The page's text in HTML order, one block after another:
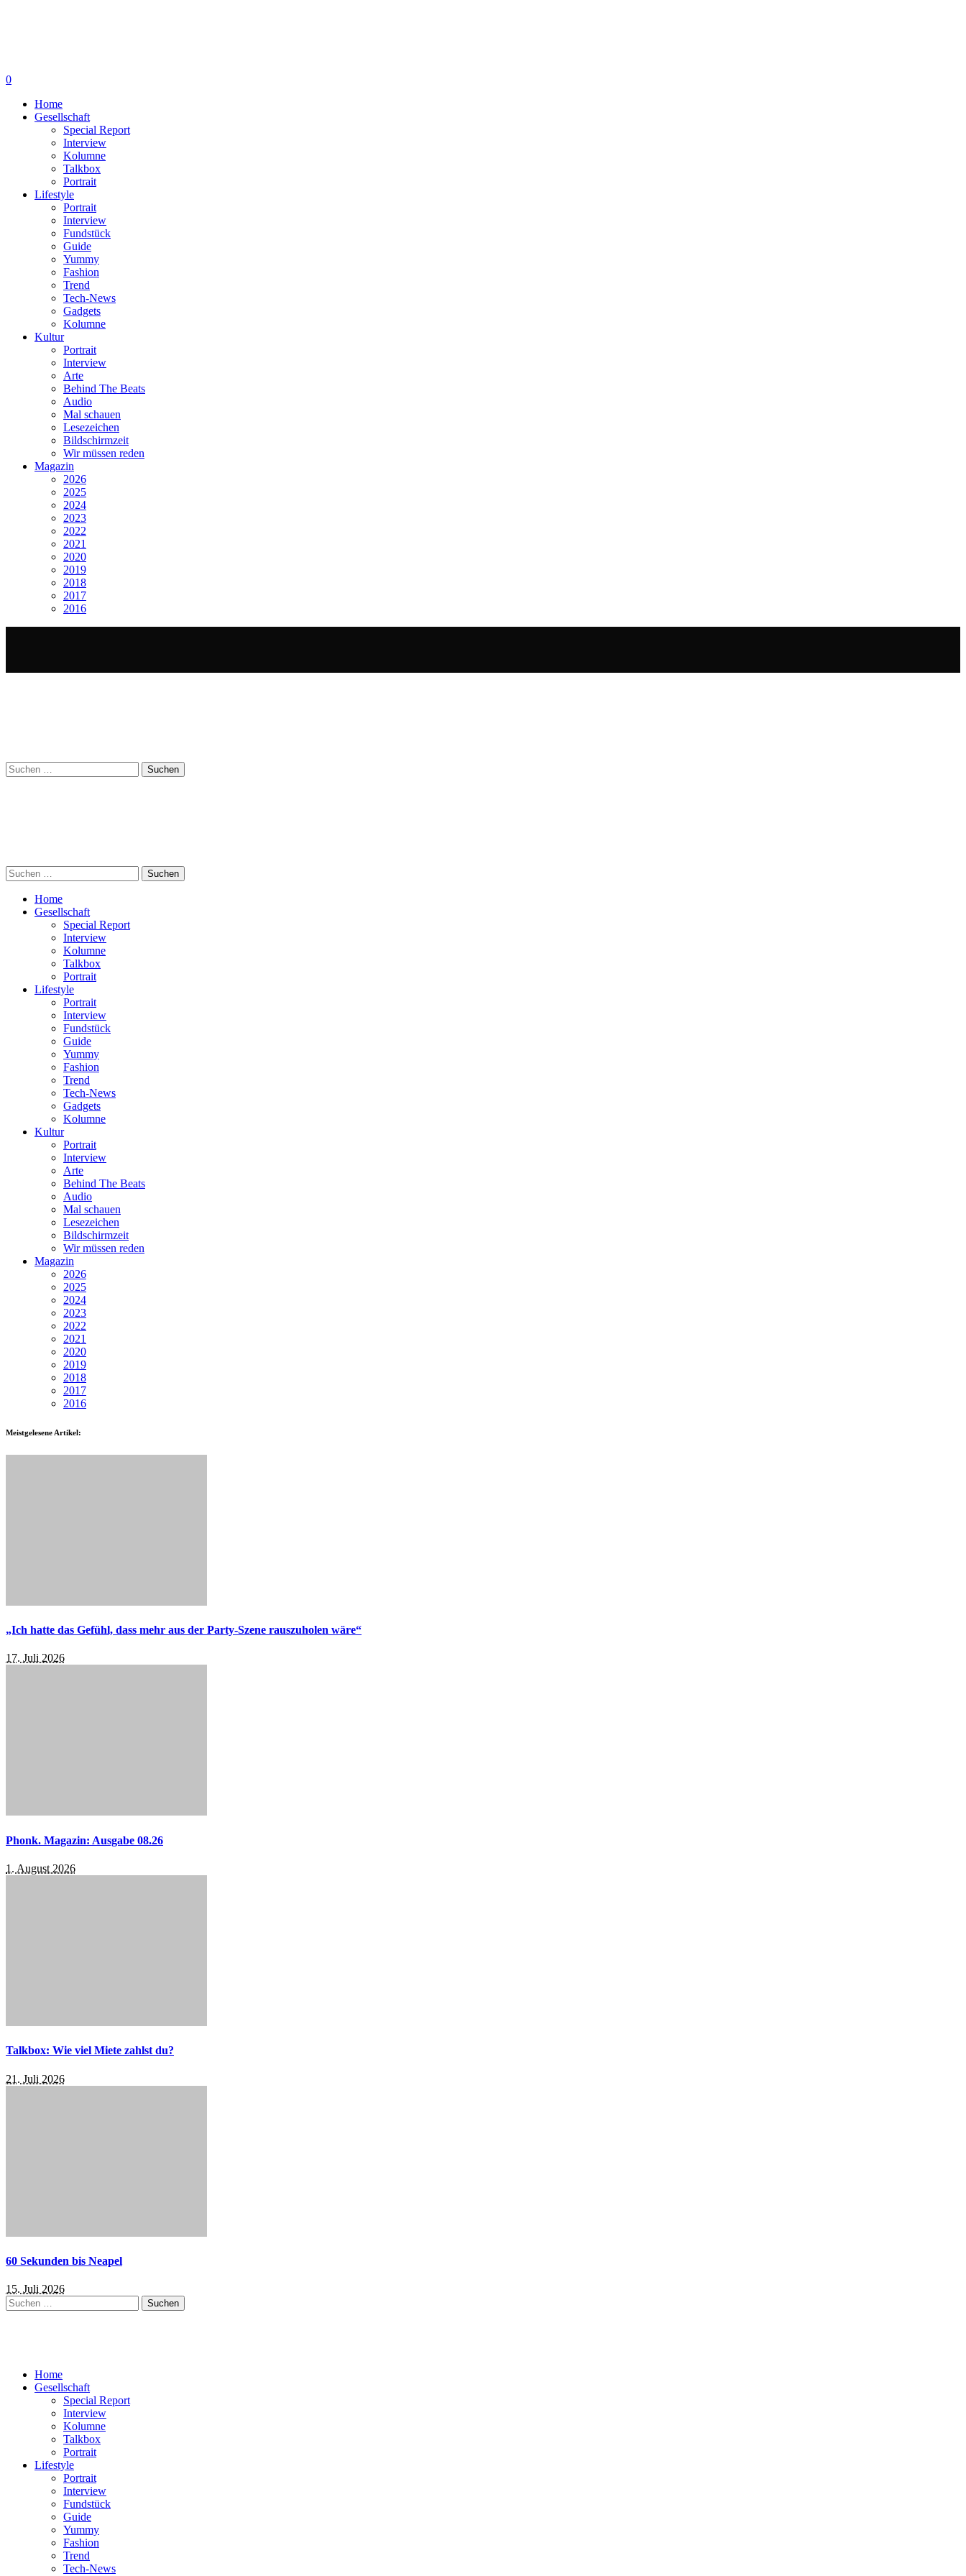
0
Home
Gesellschaft
Special Report
Interview
Kolumne
Talkbox
Portrait
Lifestyle
Portrait
Interview
Fundstück
Guide
Yummy
Fashion
Trend
Tech-News
Gadgets
Kolumne
Kultur
Portrait
Interview
Arte
Behind The Beats
Audio
Mal schauen
Lesezeichen
Bildschirmzeit
Wir müssen reden
Magazin
2026
2025
2024
2023
2022
2021
2020
2019
2018
2017
2016
Suchen
nach:
Suchen
nach:
Home
Gesellschaft
Special Report
Interview
Kolumne
Talkbox
Portrait
Lifestyle
Portrait
Interview
Fundstück
Guide
Yummy
Fashion
Trend
Tech-News
Gadgets
Kolumne
Kultur
Portrait
Interview
Arte
Behind The Beats
Audio
Mal schauen
Lesezeichen
Bildschirmzeit
Wir müssen reden
Magazin
2026
2025
2024
2023
2022
2021
2020
2019
2018
2017
2016
Meistgelesene Artikel:
„Ich hatte das Gefühl, dass mehr aus der Party-Szene rauszuholen wäre“
17. Juli 2026
Phonk. Magazin: Ausgabe 08.26
1. August 2026
Talkbox: Wie viel Miete zahlst du?
21. Juli 2026
60 Sekunden bis Neapel
15. Juli 2026
Suchen
nach:
Home
Gesellschaft
Special Report
Interview
Kolumne
Talkbox
Portrait
Lifestyle
Portrait
Interview
Fundstück
Guide
Yummy
Fashion
Trend
Tech-News